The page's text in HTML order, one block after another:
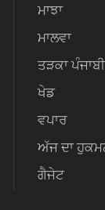
ਮਾਝਾ
ਮਾਲਵਾ
ਤੜਕਾ ਪੰਜਾਬੀ
ਖੇਡ
ਵਪਾਰ
ਅੱਜ ਦਾ
ਗੈਜੇਟ